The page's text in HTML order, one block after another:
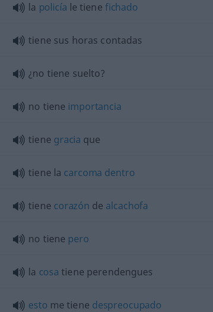
la policía le tiene fichado
tiene sus horas contadas
¿no tiene suelto?
no tiene importancia
tiene gracia que
tiene la carcoma dentro
tiene corazón de alcachofa
no tiene pero
la cosa tiene perendengues
esto me tiene despreocupado